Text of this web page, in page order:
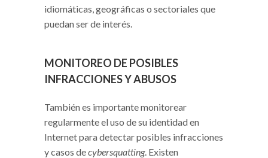
idiomáticas, geográficas o sectoriales que
puedan ser de interés.
MONITOREO DE POSIBLES
INFRACCIONES Y ABUSOS
También es importante monitorear
regularmente el uso de su identidad en
Internet para detectar posibles infracciones
y casos decybersquatting. Existen